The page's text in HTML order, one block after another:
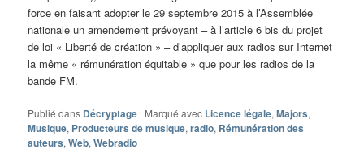
force en faisant adopter le 29 septembre 2015 à l’Assemblée
nationale un amendement prévoyant – à l’article 6 bis du projet
de loi « Liberté de création » – d’appliquer aux radios sur Internet
la même « rémunération équitable » que pour les radios de la
bande FM.
Publié dans Décryptage | Marqué avec Licence légale,Majors,
Musique, Producteurs de musique,radio, Rémunération des
auteurs,Web,Webradio